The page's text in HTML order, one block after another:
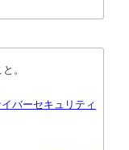
。
バーセキュリティ